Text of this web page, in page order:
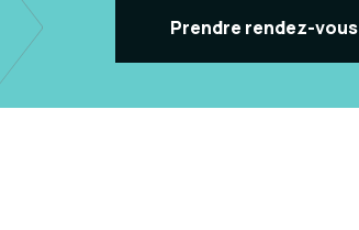
Prendre rendez-vous